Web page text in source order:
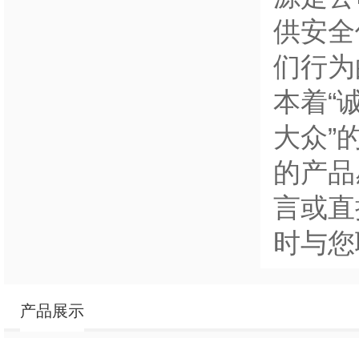
供安
们行
本着“
大众”
的产
言或
时与
产品展示